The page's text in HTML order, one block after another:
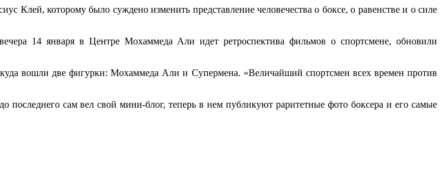
Клей, которому было суждено изменить представление человечества о боксе, о равенстве и о силе
14 января в Центре Мохаммеда Али идет ретроспектива фильмов о спортсмене, обновили
вошли две фигурки: Мохаммеда Али и Супермена. «Величайший спорт­смен всех времен против
сам вел свой мини-блог, теперь в нем публикуют раритетные фото боксера и его самые